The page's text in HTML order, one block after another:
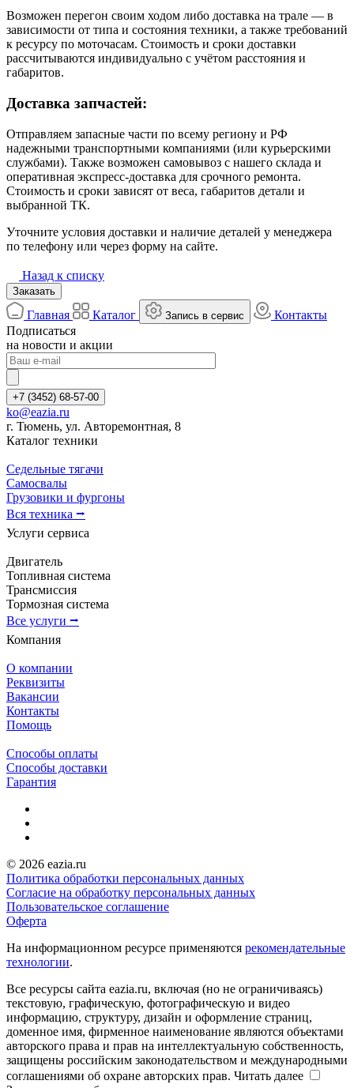
Возможен перегон своим ходом либо доставка на трале — в
зависимости от типа и состояния техники, а также требований
к ресурсу по моточасам. Стоимость и сроки доставки
рассчитываются индивидуально с учётом расстояния и
габаритов.
Доставка запчастей:
Отправляем запасные части по всему региону и РФ
надежными транспортными компаниями (или курьерскими
службами). Также возможен самовывоз с нашего склада и
оперативная экспресс-доставка для срочного ремонта.
Стоимость и сроки зависят от веса, габаритов детали и
выбранной ТК.
Уточните условия доставки и наличие деталей у менеджера
по телефону или через форму на сайте.
Назад к списку
Заказать
Главная Каталог Запись в сервис
Контакты
Подписаться
на новости и акции
+7 (3452) 68-57-00
ko@eazia.ru
г. Тюмень, ул. Авторемонтная, 8
Каталог техники
Седельные тягачи
Самосвалы
Грузовики и фургоны
Вся техника ⭢
Услуги сервиса
Двигатель
Топливная система
Трансмиссия
Тормозная система
Все услуги ⭢
Компания
О компании
Реквизиты
Вакансии
Контакты
Помощь
Способы оплаты
Способы доставки
Гарантия
© 2026 eazia.ru
Политика обработки персональных данных
Согласие на обработку персональных данных
Пользовательское соглашение
Оферта
На информационном ресурсе применяются рекомендательные
технологии.
Все ресурсы сайта eazia.ru, включая (но не ограничиваясь)
текстовую, графическую, фотографическую и видео
информацию, структуру, дизайн и оформление страниц,
доменное имя, фирменное наименование являются объектами
авторского права и прав на интеллектуальную собственность,
защищены российским законодательством и международными
соглашениями об охране авторских прав. Читать далее